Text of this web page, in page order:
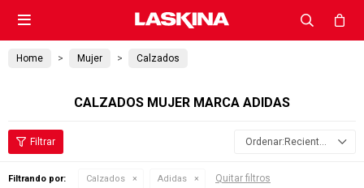

Home Mujer Calzados
CALZADOS MUJER MARCA ADIDAS
Recientes
Filtrando por: Calzados Adidas Quitar filtros